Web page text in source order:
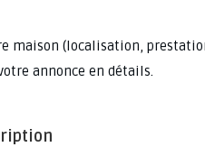
maison (localisation,
annonce en détails.